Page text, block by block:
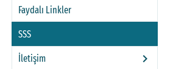
Faydalı Linkler
SSS
İletişim keyboard_arrow_right